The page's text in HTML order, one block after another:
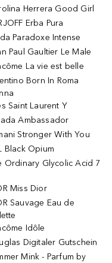
Herrera Good Girl
Erba Pura
Paradoxe Intense
Paul Gaultier Le Male
La vie est belle
Born In Roma
Saint Laurent Y
Ambassador
Stronger With You
Black Opium
Ordinary Glycolic Acid 7
Miss Dior
Sauvage Eau de
Idôle
Digitaler Gutschein
Mink - Parfum by